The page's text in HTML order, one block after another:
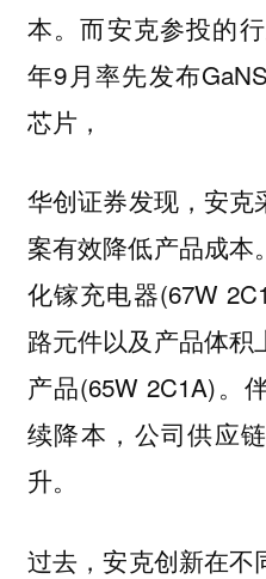
本。而安克参投的
年9月率先发布
芯片，
华创证券发现，安
案有效降低产品成本
化镓充电器(67W
路元件以及产品体积
产品(65W 2C1A)。
续降本，公司供应
升。
过去，安克创新在不